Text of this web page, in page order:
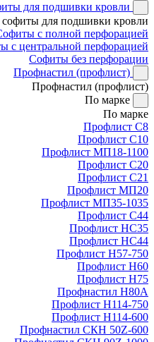
для подшивки кровли
софиты для подшивки кровли
с полной перфорацией
с центральной перфорацией
Софиты без перфорации
Профнастил (профлист)
Профнастил (профлист)
По марке
По марке
Профлист С8
Профлист С10
Профлист МП18-1100
Профлист С20
Профлист С21
Профлист МП20
Профлист МП35-1035
Профлист С44
Профлист НС35
Профлист НС44
Профлист Н57-750
Профлист Н60
Профлист Н75
Профнастил Н80А
Профлист Н114-750
Профлист Н114-600
Профнастил СКН 50Z-600